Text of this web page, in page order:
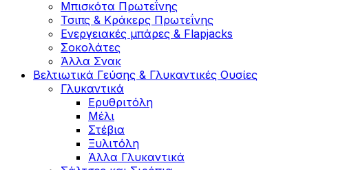
Μπισκότα Πρωτεΐνης
Τσιπς & Kράκερς Πρωτεΐνης
Ενεργειακές μπάρες & Flapjacks
Σοκολάτες
Άλλα Σνακ
Βελτιωτικά Γεύσης & Γλυκαντικές Ουσίες
Γλυκαντικά
Ερυθριτόλη
Μέλι
Στέβια
Ξυλιτόλη
Άλλα Γλυκαντικά